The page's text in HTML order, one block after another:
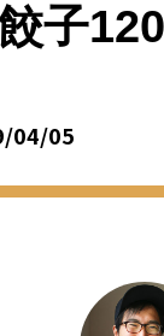
餃子
04/05